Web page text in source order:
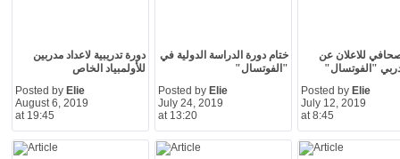
دورة تدريبية لاعداد مدربين
للأولمبياد الخاص
Posted by Elie
August 6, 2019
at 19:45
ختام دورة الدراسة الدولية في
"الفوتسال"
Posted by Elie
July 24, 2019
at 13:20
للاعلان عن
"الفوتسال"
Posted by Elie
July 12, 2019
at 8:45